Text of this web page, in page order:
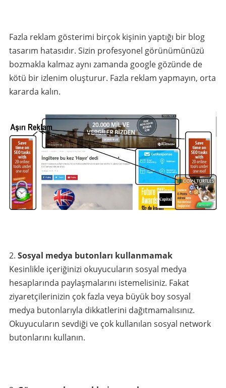
Fazla reklam gösterimi birçok kişinin yaptığı bir blog
tasarım hatasıdır. Sizin profesyonel görünümünüzü
bozmakla kalmaz aynı zamanda google gözünde de
kötü bir izlenim oluşturur. Fazla reklam yapmayın, orta
kararda kalın.
Sosyal medya butonları kullanmamak
Kesinlikle içeriğinizi okuyucuların sosyal medya
hesaplarında paylaşmalarını istemelisiniz. Fakat
ziyaretçilerinizin çok fazla veya büyük boy sosyal
medya butonlarıyla dikkatlerini dağıtmamalısınız.
Okuyucuların sevdiği ve çok kullanılan sosyal network
butonlarını kullanın.